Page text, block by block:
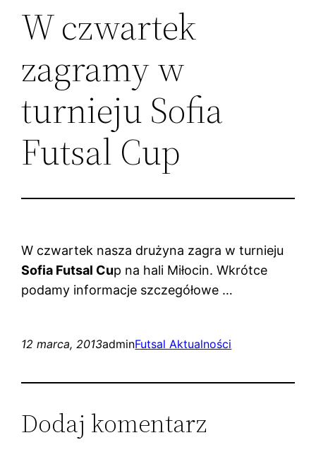
W czwartek
zagramy w
turnieju Sofia
Futsal Cup
W czwartek nasza drużyna zagra w turnieju
Sofia Futsal Cup na hali Miłocin. Wkrótce
podamy informacje szczegółowe …
12 marca, 2013adminFutsal Aktualności
Dodaj komentarz